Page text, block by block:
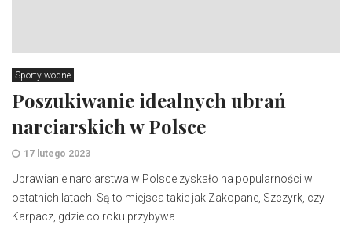
Sporty wodne
Poszukiwanie idealnych ubrań
narciarskich w Polsce
17 lutego 2023
Uprawianie narciarstwa w Polsce zyskało na popularności w
ostatnich latach. Są to miejsca takie jak Zakopane, Szczyrk, czy
Karpacz, gdzie co roku przybywa...